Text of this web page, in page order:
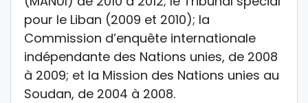
pour le Liban (2009 et 2010); la
Commission d’enquête internationale
indépendante des Nations unies, de 2008
à 2009; et la Mission des Nations unies au
Soudan, de 2004 à 2008.